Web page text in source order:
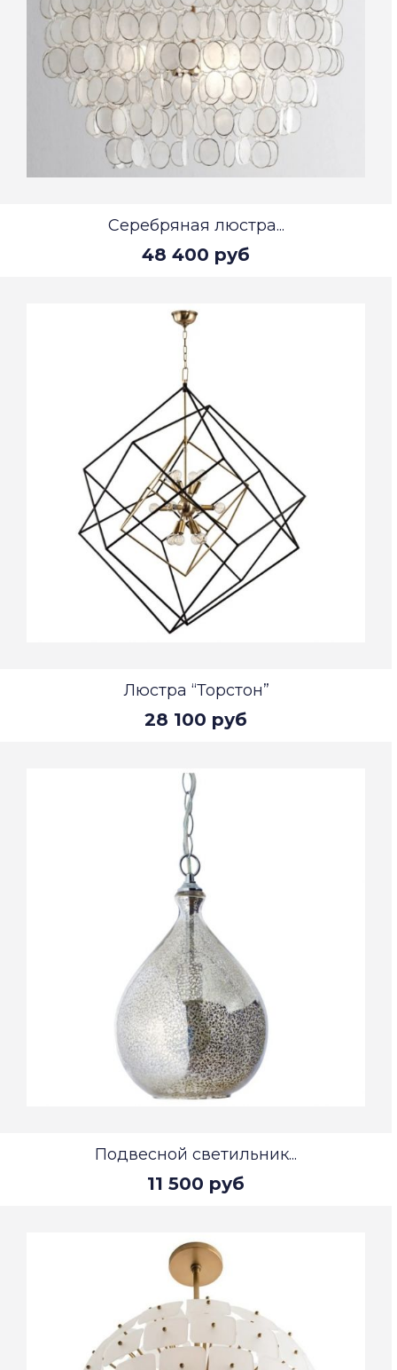
Серебряная люстра...
48 400 руб
Люстра “Торстон”
28 100 руб
Подвесной светильник...
11 500 руб